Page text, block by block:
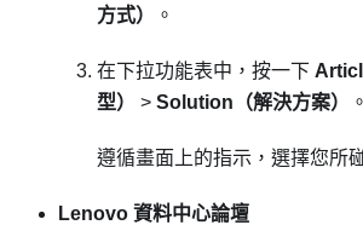
方式）
。
在下拉功能表中，按一下
型）
> Solution（解決方案） 。
遵循畫面上的指示，選擇您所
Lenovo 資料中心論壇